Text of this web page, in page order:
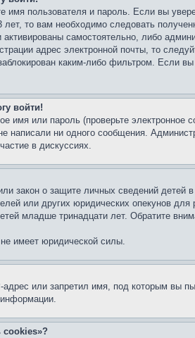
имя пользователя и пароль. Если вы
то вам необходимо следовать
самостоятельно, либо
адрес электронной почты, то
каким-либо фильтром. Если
войти!
имя или пароль (проверьте
написали ни одного сообщения.
в дискуссиях.
закон о защите личных сведений
или других юридических опекунов
младше тринадцати лет. Обратите
имеет юридической силы.
или запретил имя, под которым вы
cookies»?